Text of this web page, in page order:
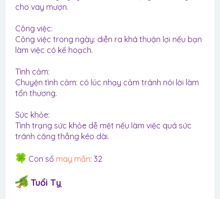
cho vay mượn.
Công việc:
Công việc trong ngày: diễn ra khá thuận lợi nếu bạn
làm việc có kế hoạch.
Tình cảm:
Chuyện tình cảm: có lúc nhạy cảm tránh nói lời làm
tổn thương.
Sức khỏe:
Tình trạng sức khỏe dễ mệt nếu làm việc quá sức
tránh căng thẳng kéo dài.
Con số may mắn: 32
Tuổi Tỵ